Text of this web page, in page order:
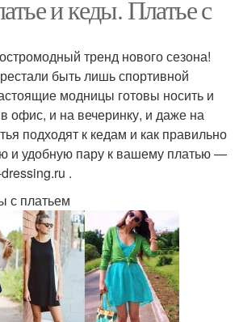
и кеды. Платье с
тренд нового сезона!
быть лишь спортивной
модницы готовы носить и
офис, и на вечеринку, и даже на
подходят к кедам и как правильно
и удобную пару к вашему платью —
.
с платьем